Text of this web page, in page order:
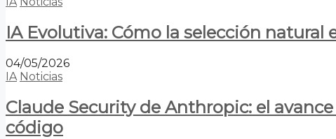
IA Evolutiva: Cómo la selección
04/05/2026
IA Noticias
Claude Security de Anthropic: el
código